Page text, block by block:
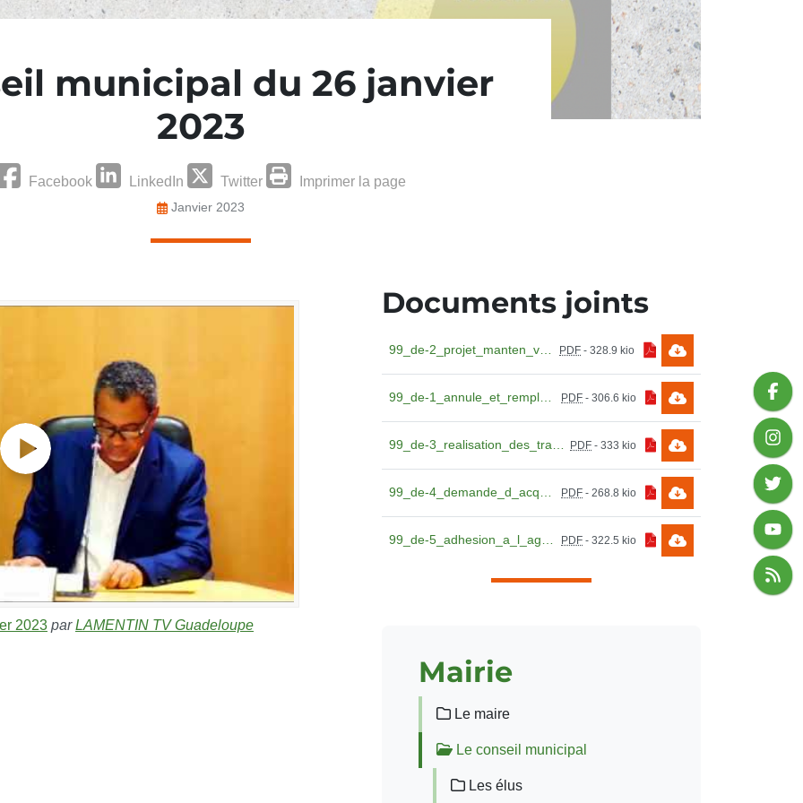
municipal du 26 janvier
2023
Facebook LinkedIn Twitter Imprimer la page
Janvier 2023
2023 parLAMENTIN TV Guadeloupe
Documents joints
PDF -328.9 kio
PDF - 306.6 kio
PDF - 333 kio
PDF - 268.8 kio
PDF - 322.5 kio
Mairie
Le maire
Le conseil municipal
Les élus